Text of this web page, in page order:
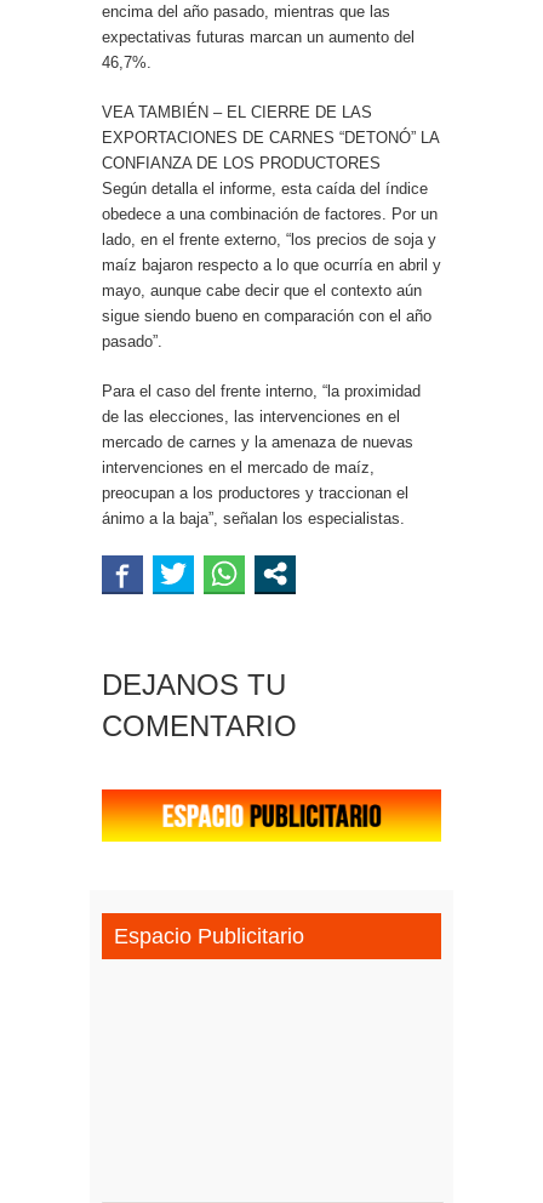
encima del año pasado, mientras que las
expectativas futuras marcan un aumento del
46,7%.
VEA TAMBIÉN – EL CIERRE DE LAS
EXPORTACIONES DE CARNES “DETONÓ” LA
CONFIANZA DE LOS PRODUCTORES
Según detalla el informe, esta caída del índice
obedece a una combinación de factores. Por un
lado, en el frente externo, “los precios de soja y
maíz bajaron respecto a lo que ocurría en abril y
mayo, aunque cabe decir que el contexto aún
sigue siendo bueno en comparación con el año
pasado”.
Para el caso del frente interno, “la proximidad
de las elecciones, las intervenciones en el
mercado de carnes y la amenaza de nuevas
intervenciones en el mercado de maíz,
preocupan a los productores y traccionan el
ánimo a la baja”, señalan los especialistas.
DEJANOS TU
COMENTARIO
Espacio Publicitario